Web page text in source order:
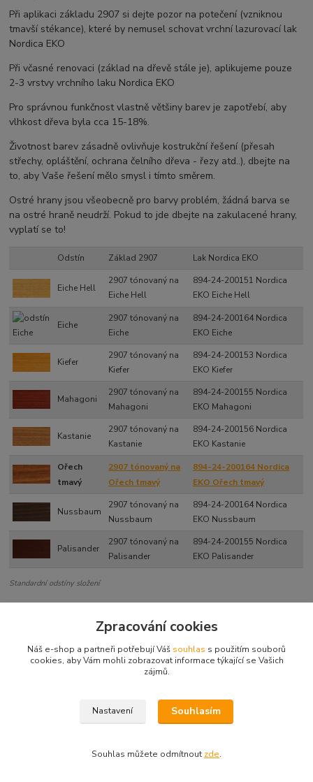
Při aplikaci základu 2907 si dejte pozor na potečení (vzniknou
tmavší stékance), které by nemusel schovat vrchní lazurovací lak
Nordica EKO
Při včasné renovaci (základ na dřevě stále je), aplikujeme pouze
2-3 vrstvy vrchního laku Nordica EKO
Pro správnou funkčnost vlastně většiny barev je zapotřebí, aby
vlhkost dřeva byla cca 15-18%.
Životnost barev zásadně ovlivňuje kostrukční řešení (přesah
střechy, opláštění, ochrana čelního dřeva - řezy atd..), dbejte na
to, aby Vaše řešení mělo smysl i tímto směrem.
Ostré hrany jsou všeobecně pro barvy problém, žádná barva se
na ostré hraně neudrží. Pokud to jde dbejte na zakulacené hrany,
vyplatí se to!
Standardní odstíny složení
Odstín Základ 2907 Lak Nordica EKO
Eiche Hell
2907 tónovaný na
Eiche Hell
894-24-200151 Nordica
EKO Eiche Hell
Eiche
2907 tónovaný na
Eiche
894-24-200164 Nordica
EKO Eiche
Kiefer
2907 tónovaný na
Kiefer
894-24-200153 Nordica
EKO Kiefer
Mahagoni
2907 tónovaný na
Mahagoni
894-24-200155 Nordica
EKO Mahagoni
Kastanie
2907 tónovaný na
Kastanie
894-24-200156 Nordica
EKO Kastanie
Ořech
tmavý
2907 tónovaný na
Ořech tmavý
894-24-200164 Nordica
EKO Ořech tmavý
Nussbaum
2907 tónovaný na
Nussbaum
894-24-200164 Nordica
EKO Nussbaum
Palisander
2907 tónovaný na
Palisander
894-24-200155 Nordica
EKO Palisander
Zboží zařazeno v kategoriích
Nordica EKO - lazury
Zpracování cookies
Náš e-shop a partneři potřebují Váš souhlas s použitím souborů
cookies, aby Vám mohli zobrazovat informace týkající se Vašich
zájmů.
Nastavení Souhlasím
Souhlas můžete odmítnout zde.